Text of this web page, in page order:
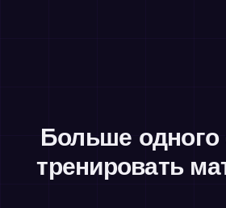
Больше одного
тренировать